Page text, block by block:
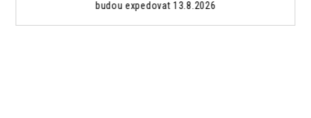
budou expedovat 13.8.2026